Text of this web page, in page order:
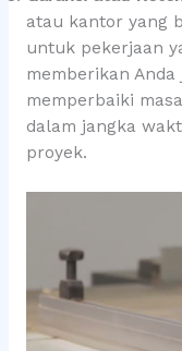
atau kantor yang
untuk pekerjaan
memberikan
memperbaiki
dalam jangka
proyek.